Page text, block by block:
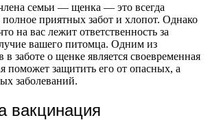
семьи — щенка — это всегда
полное приятных забот и хлопот. Однако
на вас лежит ответственность за
вашего питомца. Одним из
заботе о щенке является своевременная
поможет защитить его от опасных, а
заболеваний.
вакцинация